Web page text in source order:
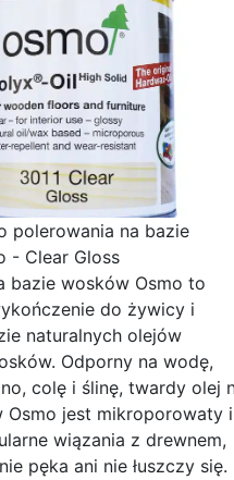
polerowania na bazie
- Clear Gloss
bazie wosków Osmo to
do żywicy i
naturalnych olejów
Odporny na wodę,
colę i ślinę, twardy olej
Osmo jest mikroporowaty i
wiązania z drewnem,
pęka ani nie łuszczy się.